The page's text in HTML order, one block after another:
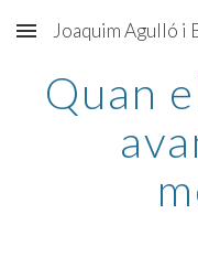
Skip to main content
Joaquim Agulló i
Quan